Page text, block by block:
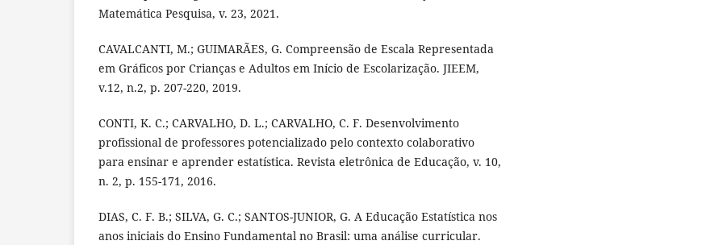
Matemática Pesquisa, v. 23, 2021.
CAVALCANTI, M.; GUIMARÃES, G. Compreensão de Escala Representada
em Gráficos por Crianças e Adultos em Início de Escolarização. JIEEM,
v.12, n.2, p. 207-220, 2019.
CONTI, K. C.; CARVALHO, D. L.; CARVALHO, C. F. Desenvolvimento
profissional de professores potencializado pelo contexto colaborativo
para ensinar e aprender estatística. Revista eletrônica de Educação, v. 10,
n. 2, p. 155-171, 2016.
DIAS, C. F. B.; SILVA, G. C.; SANTOS-JUNIOR, G. A Educação Estatística nos
anos iniciais do Ensino Fundamental no Brasil: uma análise curricular.